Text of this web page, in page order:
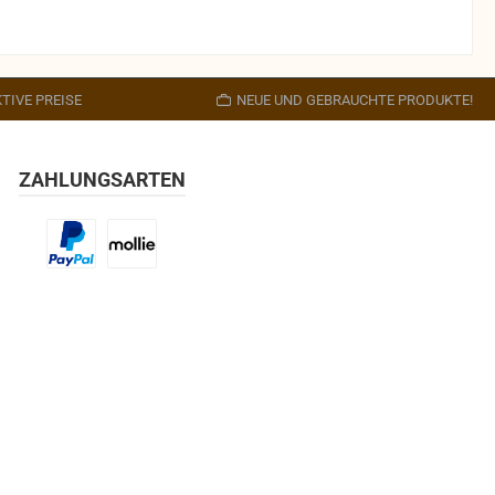
PREISE NEUE UND GEBRAUCHTE PRODUKTE!
ZAHLUNGSARTEN